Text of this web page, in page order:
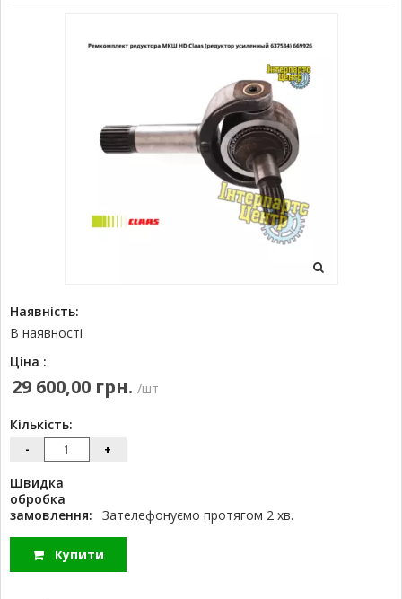
Наявність:
В наявності
Ціна :
29 600,00 грн. /шт
Кількість:
- +
Швидка
обробка
замовлення:
Зателефонуємо протягом 2 хв.
Купити